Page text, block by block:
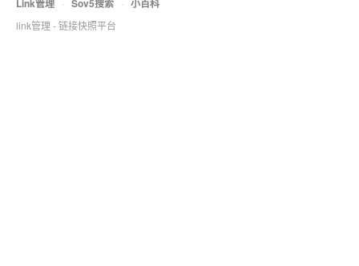
Link管理 · Sov5搜索 · 小百科
link管理 - 链接快照平台